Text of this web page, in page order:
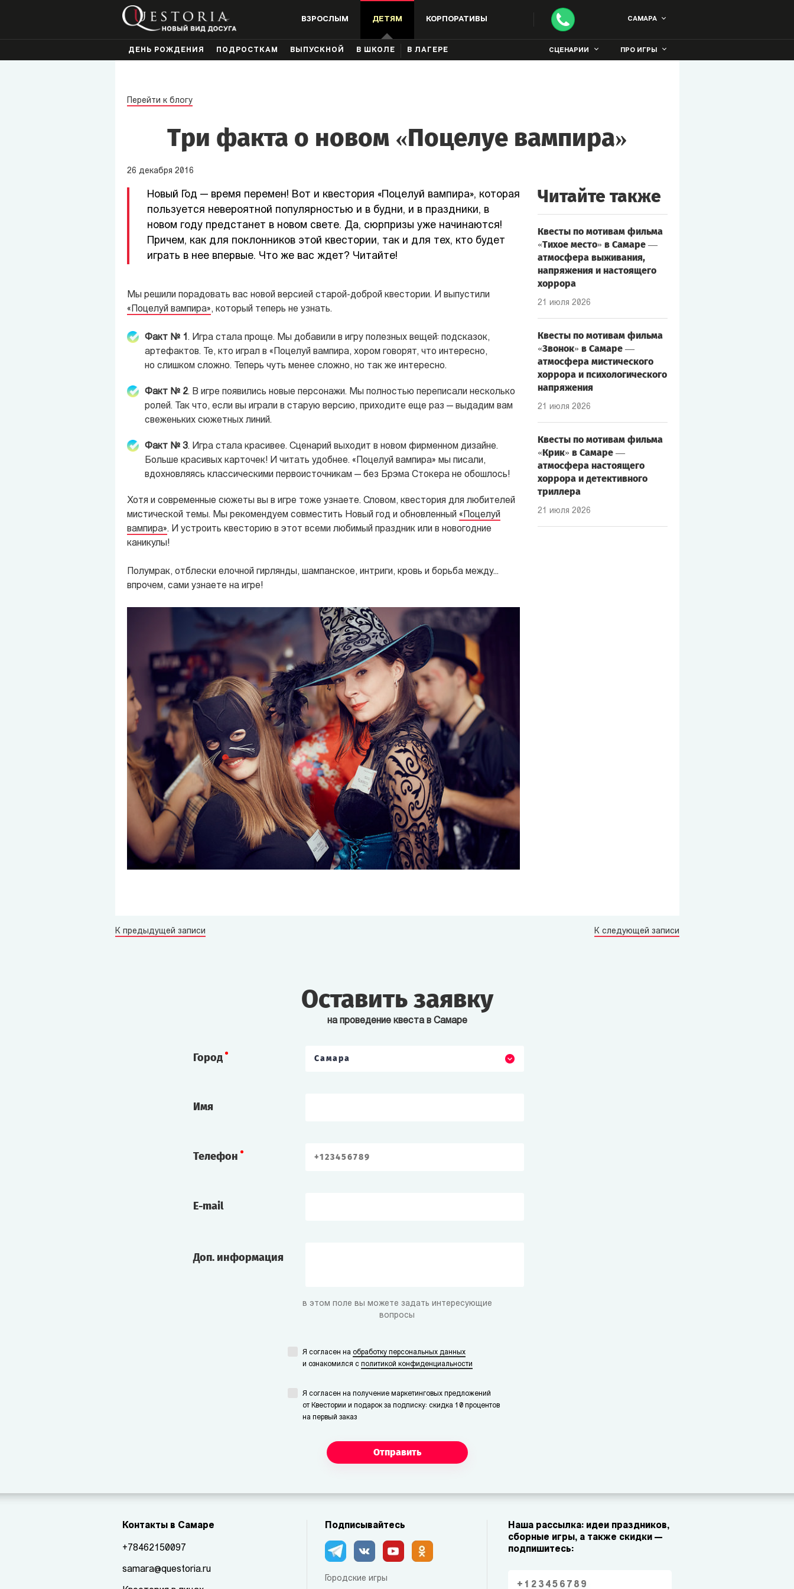
ВЗРОСЛЫМ ДЕТЯМ КОРПОРАТИВЫ САМАРА
ДЕНЬ РОЖДЕНИЯ ПОДРОСТКАМ ВЫПУСКНОЙ В ШКОЛЕ В ЛАГЕРЕ СЦЕНАРИИ ПРО ИГРЫ
Перейти к блогу
Три факта о новом «Поцелуе вампира»
26 декабря 2016
Новый Год — время перемен! Вот и квестория «Поцелуй вампира», которая
пользуется невероятной популярностью и в будни, и в праздники, в
новом году предстанет в новом свете. Да, сюрпризы уже начинаются!
Причем, как для поклонников этой квестории, так и для тех, кто будет
играть в нее впервые. Что же вас ждет? Читайте!
Мы решили порадовать вас новой версией старой-доброй квестории. И выпустили
«Поцелуй вампира», который теперь не узнать.
Факт № 1 . Игра стала проще. Мы добавили в игру полезных вещей: подсказок,
артефактов. Те, кто играл в «Поцелуй вампира, хором говорят, что интересно,
но слишком сложно. Теперь чуть менее сложно, но так же интересно.
Факт № 2. В игре появились новые персонажи. Мы полностью переписали несколько
ролей. Так что, если вы играли в старую версию, приходите еще раз — выдадим вам
свеженьких сюжетных линий.
Факт № 3. Игра стала красивее. Сценарий выходит в новом фирменном дизайне.
Больше красивых карточек! И читать удобнее. «Поцелуй вампира» мы писали,
вдохновляясь классическими первоисточникам —без Брэма Стокера не обошлось!
Хотя и современные сюжеты вы в игре тоже узнаете. Словом, квестория для любителей
мистической темы. Мы рекомендуем совместить Новый год и обновленный «Поцелуй
вампира». И устроить квесторию в этот всеми любимый праздник или в новогодние
каникулы!
Полумрак, отблески елочной гирлянды, шампанское, интриги, кровь и борьба между...
впрочем, сами узнаете на игре!
Читайте также
Квесты по мотивам фильма
«Тихое место» в Самаре —
атмосфера выживания,
напряжения и настоящего
хоррора
21 июля 2026
Квесты по мотивам фильма
«Звонок» в Самаре —
атмосфера мистического
хоррора и психологического
напряжения
21 июля 2026
Квесты по мотивам фильма
«Крик» в Самаре —
атмосфера настоящего
хоррора и детективного
триллера
21 июля 2026
К предыдущей записи К следующей записи
Оставить заявку
на проведение квеста в Самаре
Город Самара
Имя
Телефон
E-mail
Доп. информация
в этом поле вы можете задать интересующие
вопросы
Я согласен на обработку персональных данных
и ознакомился с политикой конфиденциальности
Я согласен на получение маркетинговых предложений
от Квестории и подарок за подписку: скидка 10 процентов
на первый заказ
Отправить
Контакты в Самаре
+78462150097
samara@questoria.ru
Подписывайтесь
Городские игры
Наша рассылка: идеи праздников,
сборные игры, а также скидки —
подпишитесь: